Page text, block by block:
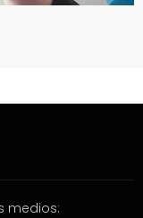
medios: